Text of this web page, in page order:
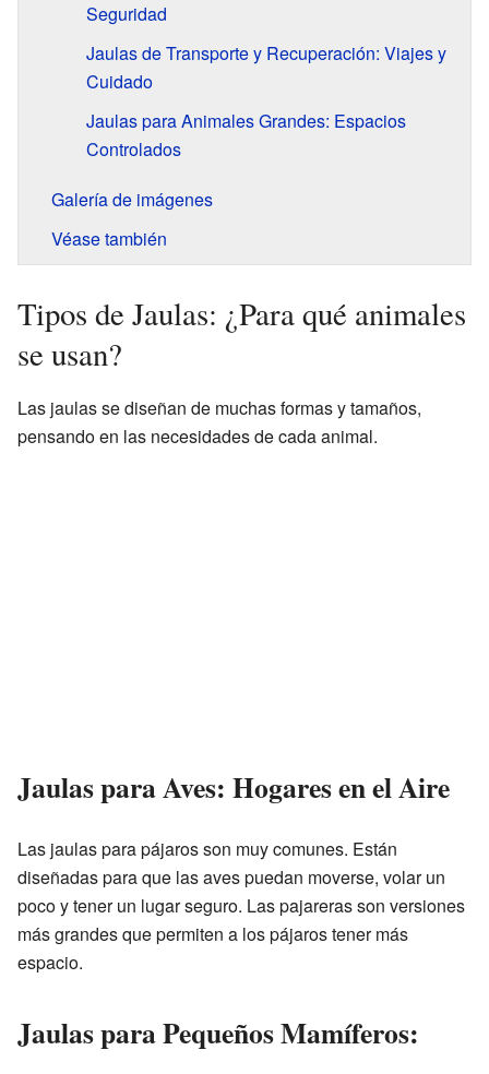
Seguridad
Jaulas de Transporte y Recuperación: Viajes y
Cuidado
Jaulas para Animales Grandes: Espacios
Controlados
Galería de imágenes
Véase también
Tipos de Jaulas: ¿Para qué animales
se usan?
Las jaulas se diseñan de muchas formas y tamaños,
pensando en las necesidades de cada animal.
Jaulas para Aves: Hogares en el Aire
Las jaulas para pájaros son muy comunes. Están
diseñadas para que las aves puedan moverse, volar un
poco y tener un lugar seguro. Las pajareras son versiones
más grandes que permiten a los pájaros tener más
espacio.
Jaulas para Pequeños Mamíferos: